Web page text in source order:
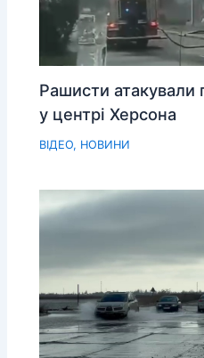
Рашисти атакували
у центрі Херсона
ВІДЕО, НОВИНИ